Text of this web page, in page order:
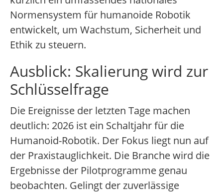
Normensystem für humanoide Robotik
entwickelt, um Wachstum, Sicherheit und
Ethik zu steuern.
Ausblick: Skalierung wird zur
Schlüsselfrage
Die Ereignisse der letzten Tage machen
deutlich: 2026 ist ein Schaltjahr für die
Humanoid-Robotik. Der Fokus liegt nun auf
der Praxistauglichkeit. Die Branche wird die
Ergebnisse der Pilotprogramme genau
beobachten. Gelingt der zuverlässige